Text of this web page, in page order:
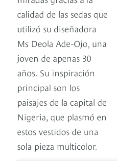
calidad de las sedas que
utilizó su diseñadora
Ms Deola Ade-Ojo, una
joven de apenas 30
años. Su inspiración
principal son los
paisajes de la capital de
Nigeria, que plasmó en
estos vestidos de una
sola pieza multicolor.